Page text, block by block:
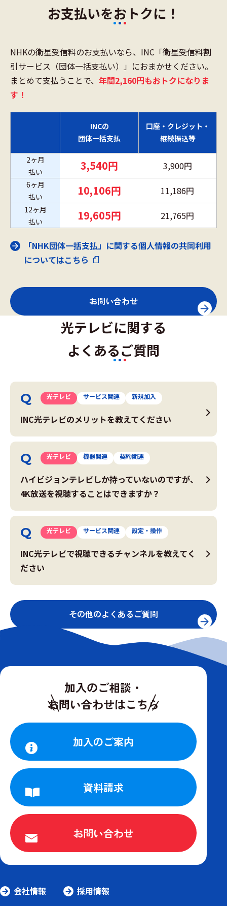
お支払いをおトクに！
NHKの衛星受信料のお支払いなら、INC「衛星受信料割
引サービス（団体一括支払い）」におまかせください。
まとめて支払うことで、 年間2,160円もおトクになりま
す！
INCの
団体一括支払
口座・クレジット・
継続振込等
2ヶ月
払い
3,540円 3,900円
6ヶ月
払い
10,106円 11,186円
12ヶ月
払い
19,605円 21,765円
「NHK団体一括支払」に関する個人情報の共同利用
についてはこちら
お問い合わせ
光テレビに関する
よくあるご質問
光テレビ サービス関連 新規加入
INC光テレビのメリットを教えてください
光テレビ 機器関連 契約関連
ハイビジョンテレビしか持っていないのですが、
4K放送を視聴することはできますか？
光テレビ サービス関連 設定・操作
INC光テレビで視聴できるチャンネルを教えてく
ださい
その他のよくあるご質問
加入のご相談・
お問い合わせはこちら
加入のご案内
資料請求
お問い合わせ
会社情報 採用情報